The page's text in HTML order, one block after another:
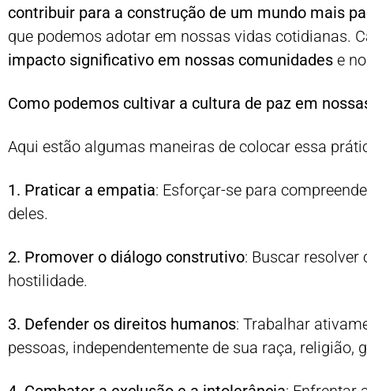
contribuir para a construção de um mundo mais
que podemos adotar em nossas vidas cotidianas.
impacto significativo em nossas comunidades e no
Como podemos cultivar a cultura de paz em
Aqui estão algumas maneiras de colocar essa
1. Praticar a empatia: Esforçar-se para
deles.
2. Promover o diálogo construtivo: Buscar
hostilidade.
3. Defender os direitos humanos: Trabalhar
pessoas, independentemente de sua raça, religião,